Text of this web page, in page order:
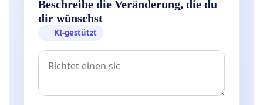
Beschreibe die Veränderung, die du
dir wünschst
KI-gestützt